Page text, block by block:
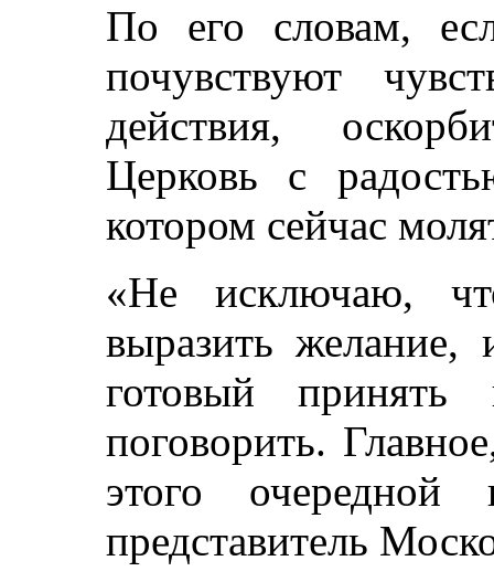
По его словам,
почувствуют
действия,
Церковь с
котором сейчас
«Не исключаю,
выразить
готовый
поговорить.
этого
представитель